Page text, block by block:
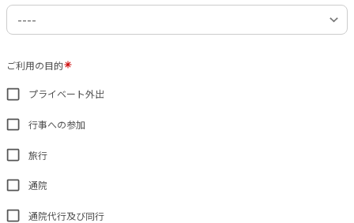
ご利用の目的
プライベート外出
行事への参加
旅行
通院
通院代行及び同行